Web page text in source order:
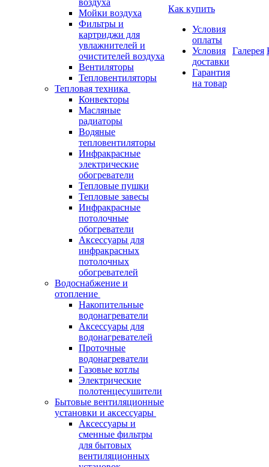
воздуха
Мойки воздуха
Фильтры и
картриджи для
увлажнителей и
очистителей воздуха
Вентиляторы
Тепловентиляторы
Тепловая техника
Конвекторы
Масляные
радиаторы
Водяные
тепловентиляторы
Инфракрасные
электрические
обогреватели
Тепловые пушки
Тепловые завесы
Инфракрасные
потолочные
обогреватели
Аксессуары для
инфракрасных
потолочных
обогревателей
Водоснабжение и
отопление
Накопительные
водонагреватели
Аксессуары для
водонагревателей
Проточные
водонагреватели
Газовые котлы
Электрические
полотенцесушители
Бытовые вентиляционные
установки и аксессуары
Аксессуары и
сменные фильтры
для бытовых
вентиляционных
Как купить
Условия
оплаты
Условия
доставки
Гарантия
на товар
Галерея